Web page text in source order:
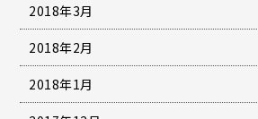
2018年3月
2018年2月
2018年1月